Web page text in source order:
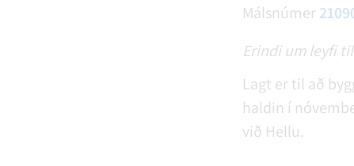
Málsnúmer
Erindi um leyfi
Lagt er til að
haldin í
við Hellu.